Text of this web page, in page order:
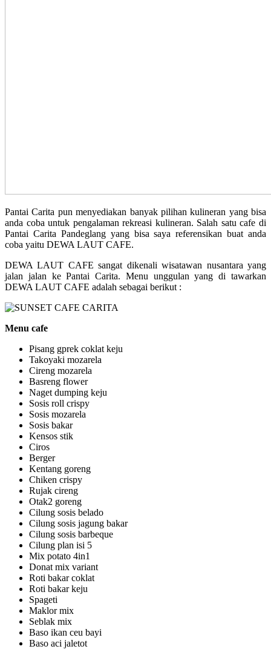
Pantai Carita pun menyediakan banyak pilihan kulineran yang bisa
anda coba untuk pengalaman rekreasi kulineran. Salah satu cafe di
Pantai Carita Pandeglang yang bisa saya referensikan buat anda
coba yaitu DEWA LAUT CAFE.
DEWA LAUT CAFE sangat dikenali wisatawan nusantara yang
jalan jalan ke Pantai Carita. Menu unggulan yang di tawarkan
DEWA LAUT CAFE adalah sebagai berikut :
Menu cafe
Pisang gprek coklat keju
Takoyaki mozarela
Cireng mozarela
Basreng flower
Naget dumping keju
Sosis roll crispy
Sosis mozarela
Sosis bakar
Kensos stik
Ciros
Berger
Kentang goreng
Chiken crispy
Rujak cireng
Otak2 goreng
Cilung sosis belado
Cilung sosis jagung bakar
Cilung sosis barbeque
Cilung plan isi 5
Mix potato 4in1
Donat mix variant
Roti bakar coklat
Roti bakar keju
Spageti
Maklor mix
Seblak mix
Baso ikan ceu bayi
Baso aci jaletot